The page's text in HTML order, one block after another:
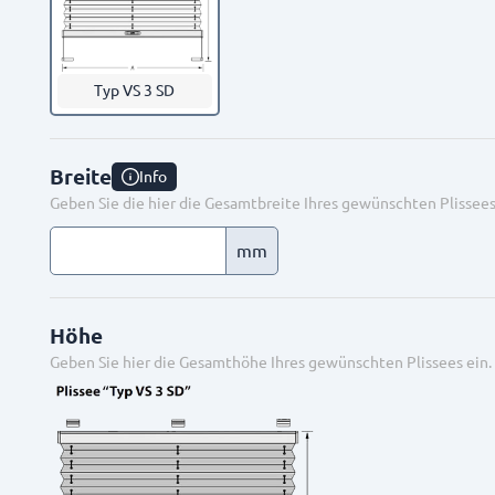
Typ VS 3 SD
Breite
Info
Geben Sie die hier die Gesamtbreite Ihres gewünschten
mm
Höhe
Geben Sie hier die Gesamthöhe Ihres gewünschten Plissees ein.